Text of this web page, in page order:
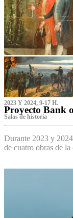
2023 Y 2024, 9-17 H.
Proyecto Bank
S‌alas de historia
Durante 2023 y
de cuatro obras de